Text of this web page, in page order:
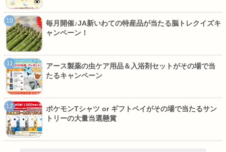
毎月開催♪JA新いわての特産品が当たる脳トレクイズキ
ャンペーン！
アース製薬の虫ケア用品＆入浴剤セットがその場で当
たるキャンペーン
ポケモンTシャツ or ギフトペイがその場で当たるサン
トリーの大量当選懸賞